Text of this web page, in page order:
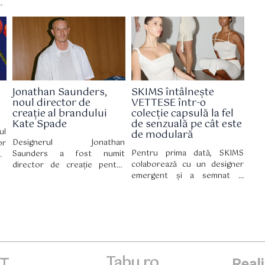
filmată în cadrul hotelului The
Mark, unde stilul newyorkez și
influența culturală se
întâlnesc.
Cosmetics, iar din 2 august
este disponibilă și în
magazinele partenerilor..
Jonathan Saunders,
noul director de
creație al brandului
Kate Spade
Designerul Jonathan
Saunders a fost numit
director de creație pentru
SKIMS întâlnește
VETTESE într-o
colecție capsulă la fel
de senzuală pe cât este
de modulară
Pentru prima dată, SKIMS
colaborează cu un designer
emergent și a semnat o